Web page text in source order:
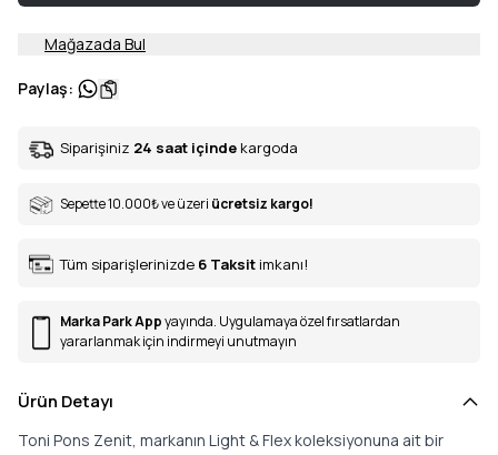
Mağazada Bul
Paylaş:
Siparişiniz 24 saat içinde kargoda
Sepette 10.000₺ve üzeri ücretsiz kargo!
Tüm siparişlerinizde 6 Taksit imkanı!
Marka Park Appyayında. Uygulamaya özel fırsatlardan
yararlanmak için indirmeyi unutmayın
Ürün Detayı
Toni Pons Zenit, markanın Light & Flex koleksiyonuna ait bir